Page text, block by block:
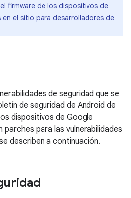
firmware de los dispositivos de
en el sitio para desarrolladores de
de seguridad que se
de seguridad de Android de
dispositivos de Google
parches para las vulnerabilidades
describen a continuación.